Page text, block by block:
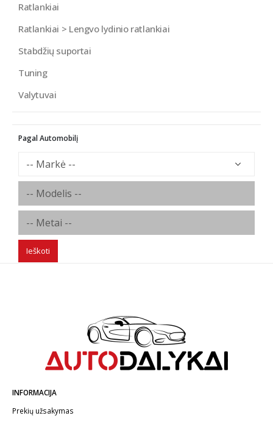
Ratlankiai
Ratlankiai > Lengvo lydinio ratlankiai
Stabdžių suportai
Tuning
Valytuvai
Pagal Automobilį
Ieškoti
INFORMACIJA
Prekių užsakymas